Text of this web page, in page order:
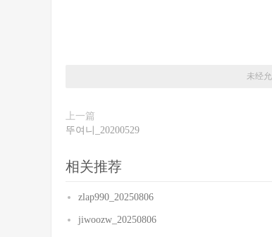
未经
上一篇
뚜여니_20200529
相关推荐
zlap990_20250806
jiwoozw_20250806